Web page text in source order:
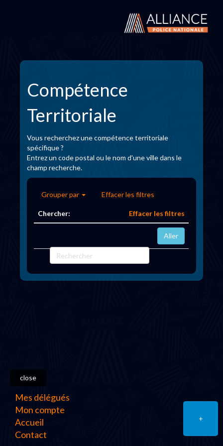
Compétence
Territoriale
Vous recherchez une compétence territoriale
spécifique ?
Entrez un code postal ou le nom d'une ville dans le
champ recherche.
Grouper par Effacer les filtres
Chercher: Effacer les filtres
+
close
Mes délégués
Mon compte
Accueil
Contact